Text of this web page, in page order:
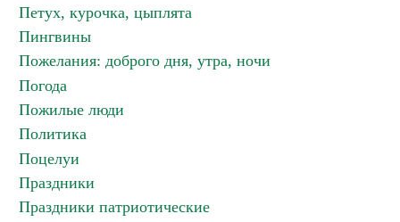
Петух, курочка, цыплята
Пингвины
Пожелания: доброго дня, утра, ночи
Погода
Пожилые люди
Политика
Поцелуи
Праздники
Праздники патриотические